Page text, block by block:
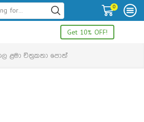
0
Get 10% OFF!
ළමා චිත්‍රකතා පොත්